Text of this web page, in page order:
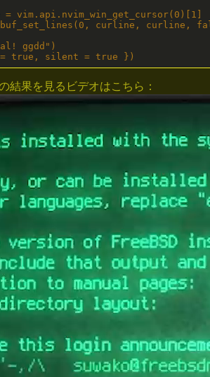
= vim.api.nvim_win_get_cursor(0)[1]
curline, curline,
ggdd")
= true, silent = true })
結果を見るビデオはこちら：